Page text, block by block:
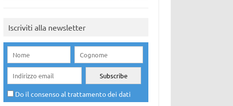
Iscriviti alla newsletter
Do il consenso al trattamento dei dati